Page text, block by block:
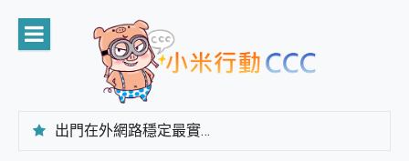
content
出門在外網路穩定最實在 「台灣大哥大」榮獲 4G/5G 在線率全球 NO.3 全台第一與全台六冠王實測心得，走到哪順到哪！